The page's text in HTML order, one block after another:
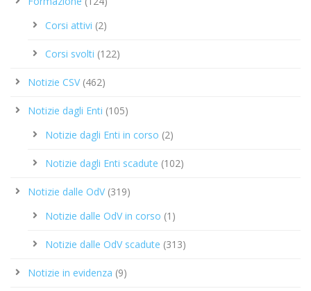
Corsi attivi (2)
Corsi svolti (122)
Notizie CSV(462)
Notizie dagli Enti (105)
Notizie dagli Enti in corso (2)
Notizie dagli Enti scadute (102)
Notizie dalle OdV(319)
Notizie dalle OdV in corso (1)
Notizie dalle OdV scadute (313)
Notizie in evidenza (9)